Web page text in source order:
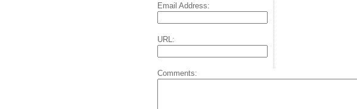
Email Address:
URL:
Comments: